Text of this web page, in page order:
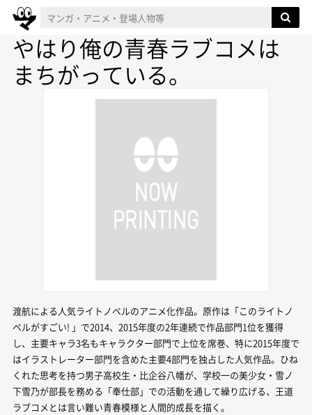
やはり俺の青春ラブコメは
まちがっている。
渡航による人気ライトノベルのアニメ化作品。原作は「このライトノ
ベルがすごい! 」で2014、2015年度の2年連続で作品部門1位を獲得
し、主要キャラ3名もキャラクター部門で上位を席巻、特に2015年度で
はイラストレーター部門を含めた主要4部門を独占した人気作品。ひね
くれた思考を持つ男子高校生・比企谷八幡が、学校一の美少女・雪ノ
下雪乃が部長を務める「奉仕部」での活動を通して繰り広げる、王道
ラブコメとは言い難い青春模様と人間的成長を描く。